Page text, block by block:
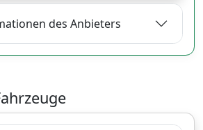
des Anbieters